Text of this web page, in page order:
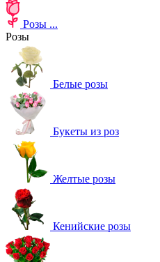
Розы ...
Розы
Белые розы
Букеты из роз
Желтые розы
Кенийские розы